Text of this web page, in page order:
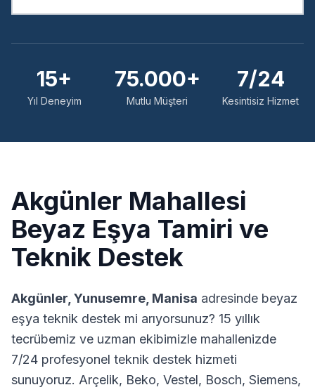
15+
Yıl Deneyim
75.000+
Mutlu Müşteri
7/24
Kesintisiz Hizmet
Akgünler Mahallesi
Beyaz Eşya Tamiri ve
Teknik Destek
Akgünler Yunusemre Manisa adresinde beyaz
eşya teknik destek mi arıyorsunuz? 15 yıllık
tecrübemiz ve uzman ekibimizle mahallenizde
7/24 profesyonel teknik destek hizmeti
sunuyoruz. Arçelik, Beko, Vestel, Bosch, Siemens,